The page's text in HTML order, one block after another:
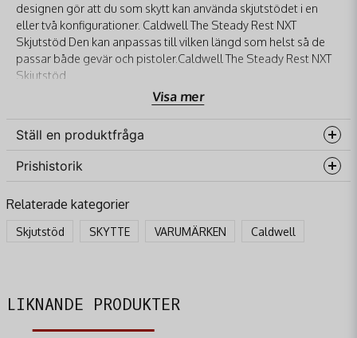
designen gör att du som skytt kan använda skjutstödet i en
eller två konfigurationer. Caldwell The Steady Rest NXT
Skjutstöd Den kan anpassas till vilken längd som helst så de
passar både gevär och pistoler.Caldwell The Steady Rest NXT
Skjutstöd
Visa mer
Ställ en produktfråga
question
Fråga oss något om denna produkten...
Mejladress
Prishistorik
Relaterade kategorier
Skjutstöd SKYTTE VARUMÄRKEN Caldwell
LIKNANDE PRODUKTER